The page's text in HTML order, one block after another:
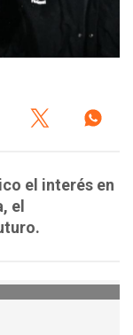
el interés en
el